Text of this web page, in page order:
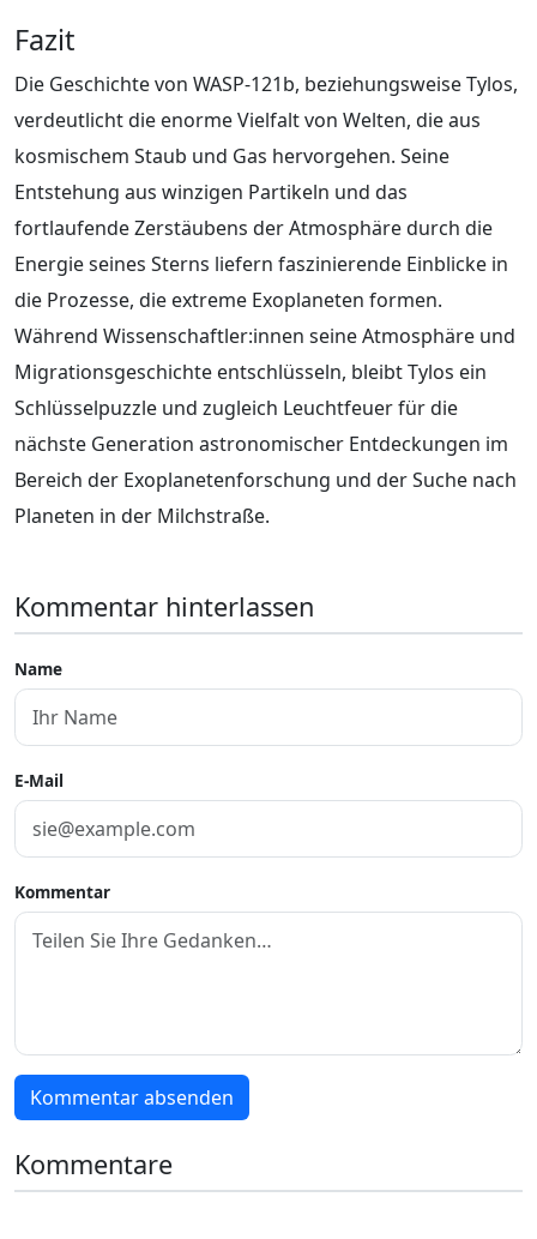
Fazit
Die Geschichte von WASP-121b, beziehungsweise Tylos,
verdeutlicht die enorme Vielfalt von Welten, die aus
kosmischem Staub und Gas hervorgehen. Seine
Entstehung aus winzigen Partikeln und das
fortlaufende Zerstäubens der Atmosphäre durch die
Energie seines Sterns liefern faszinierende Einblicke in
die Prozesse, die extreme Exoplaneten formen.
Während Wissenschaftler:innen seine Atmosphäre und
Migrationsgeschichte entschlüsseln, bleibt Tylos ein
Schlüsselpuzzle und zugleich Leuchtfeuer für die
nächste Generation astronomischer Entdeckungen im
Bereich der Exoplanetenforschung und der Suche nach
Planeten in der Milchstraße.
Kommentar hinterlassen
Name
E-Mail
Kommentar
Kommentar absenden
Kommentare